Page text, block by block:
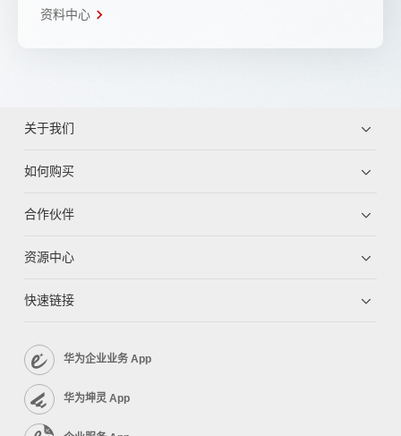
资料中心
关于我们
如何购买
合作伙伴
资源中心
快速链接
华为企业业务 App
华为坤灵 App